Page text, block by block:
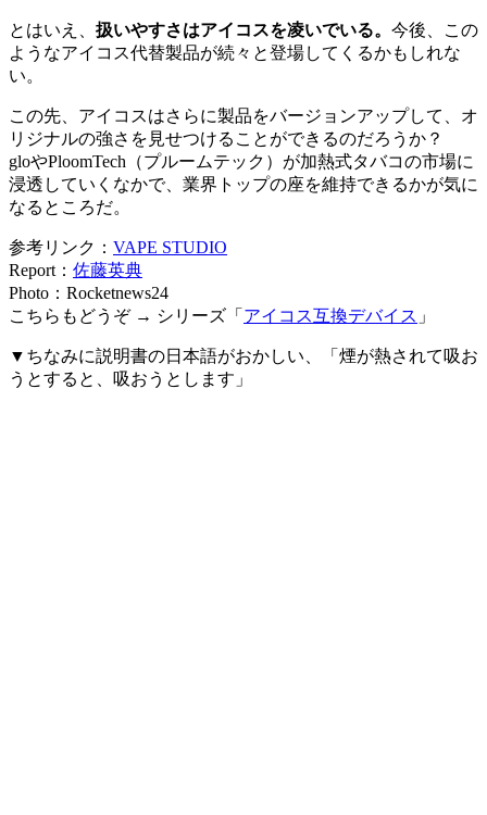
とはいえ、 扱いやすさはアイコスを凌いでいる。 今後、この
ようなアイコス代替製品が続々と登場してくるかもしれな
い。
この先、アイコスはさらに製品をバージョンアップして、オ
リジナルの強さを見せつけることができるのだろうか？
gloやPloomTech（プルームテック）が加熱式タバコの市場に
浸透していくなかで、業界トップの座を維持できるかが気に
なるところだ。
参考リンク： VAPE STUDIO
Report： 佐藤英典
Photo：Rocketnews24
こちらもどうぞ → シリーズ「 アイコス互換デバイス 」
▼ちなみに説明書の日本語がおかしい、「煙が熱されて吸お
うとすると、吸おうとします」